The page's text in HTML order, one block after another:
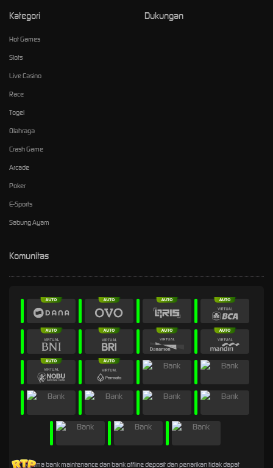
Kategori
Hot Games
Slots
Live Casino
Race
Togel
Olahraga
Crash Game
Arcade
Poker
E-Sports
Sabung Ayam
Dukungan
Komunitas
* Selama bank maintenance dan bank offline deposit dan penarikan tidak dapat